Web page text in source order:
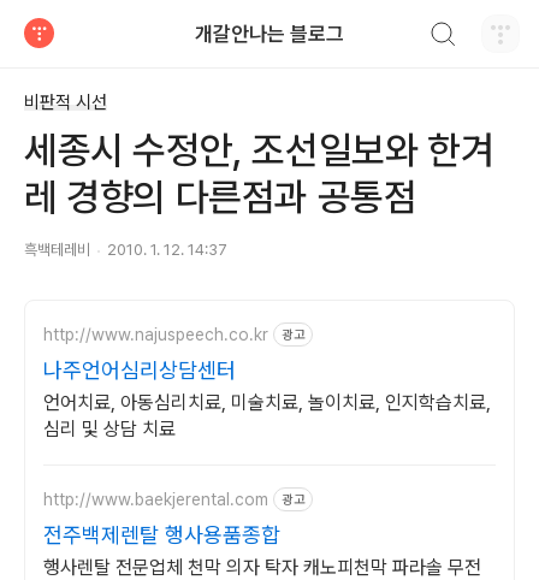
개갈안나는 블로그
비판적 시선
세종시 수정안, 조선일보와 한겨
레 경향의 다른점과 공통점
흑백테레비 2010. 1. 12. 14:37
http://www.najuspeech.co.kr 광고
나주언어심리상담센터
언어치료, 아동심리치료, 미술치료, 놀이치료, 인지학습치료,
심리 및 상담 치료
http://www.baekjerental.com 광고
전주백제렌탈 행사용품종합
행사렌탈 전문업체 천막 의자 탁자 캐노피천막 파라솔 무전